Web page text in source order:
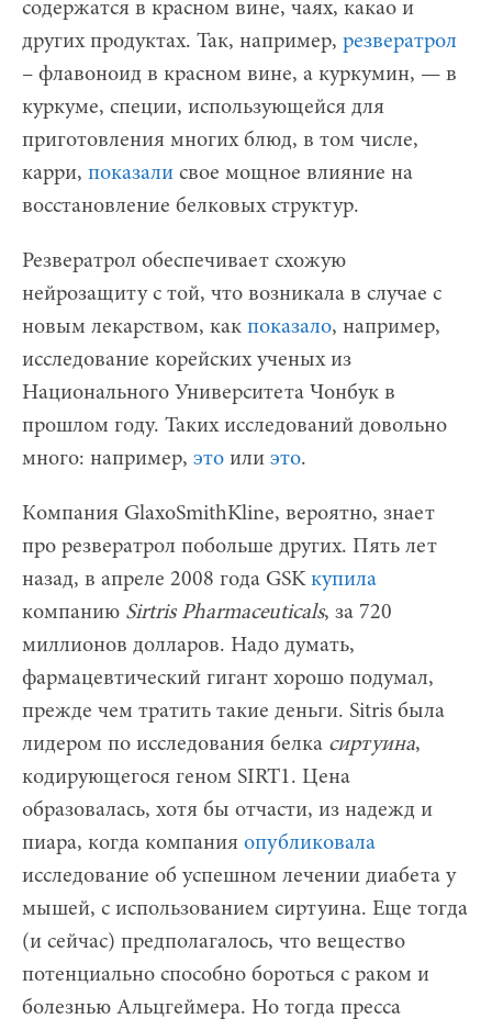
содержатся в красном вине, чаях, какао и
других продуктах. Так, например, резвератрол
– флавоноид в красном вине, а куркумин, — в
куркуме, специи, использующейся для
приготовления многих блюд, в том числе,
карри, показали свое мощное влияние на
восстановление белковых структур.
Резвератрол обеспечивает схожую
нейрозащиту с той, что возникала в случае с
новым лекарством, как показало, например,
исследование корейских ученых из
Национального Университета Чонбук в
прошлом году. Таких исследований довольно
много: например, это или это.
Компания GlaxoSmithKlinе, вероятно, знает
про резвератрол побольше других. Пять лет
назад, в апреле 2008 года GSK купила
компанию Sirtris Pharmaceuticals, за 720
миллионов долларов. Надо думать,
фармацевтический гигант хорошо подумал,
прежде чем тратить такие деньги. Sitris была
лидером по исследования белка сиртуина,
кодирующегося геном SIRT1. Цена
образовалась, хотя бы отчасти, из надежд и
пиара, когда компания опубликовала
исследование об успешном лечении диабета у
мышей, с использованием сиртуина. Еще тогда
(и сейчас) предполагалось, что вещество
потенциально способно бороться с раком и
болезнью Альцгеймера. Но тогда пресса